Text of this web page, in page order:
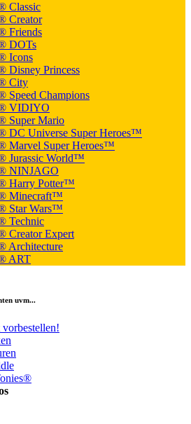
Classic
Creator
Friends
DOTs
Icons
Disney Princess
City
Speed Champions
VIDIYO
Super Mario
DC Universe Super Heroes™
Marvel Super Heroes™
Jurassic World™
NINJAGO
Harry Potter™
Minecraft™
Star Wars™
Technic
Creator Expert
Architecture
ART
uvm...